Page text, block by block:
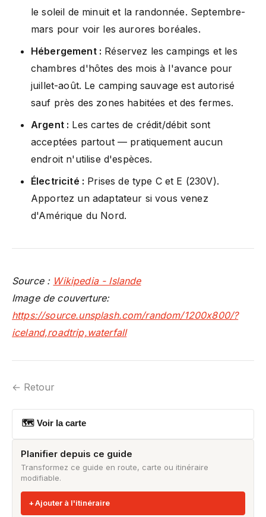
le soleil de minuit et la randonnée. Septembre-
mars pour voir les aurores boréales.
Hébergement : Réservez les campings et les
chambres d'hôtes des mois à l'avance pour
juillet-août. Le camping sauvage est autorisé
sauf près des zones habitées et des fermes.
Argent : Les cartes de crédit/débit sont
acceptées partout — pratiquement aucun
endroit n'utilise d'espèces.
Électricité : Prises de type C et E (230V).
Apportez un adaptateur si vous venez
d'Amérique du Nord.
Source : Wikipedia - Islande
Image de couverture:
https://source.unsplash.com/random/1200x800/?
iceland,roadtrip,waterfall
← Retour
🗺 Voir la carte
Planifier depuis ce guide
Transformez ce guide en route, carte ou itinéraire
modifiable.
Ajouter à l'itinéraire